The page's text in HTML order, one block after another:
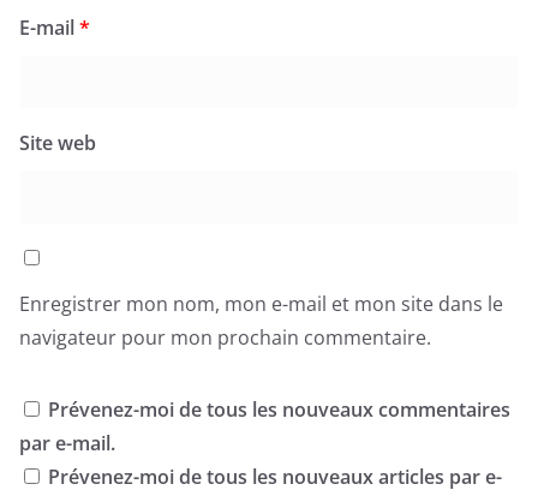
E-mail*
Site web
Enregistrer mon nom, mon e-mail et mon site dans le
navigateur pour mon prochain commentaire.
Prévenez-moi de tous les nouveaux commentaires
par e-mail.
Prévenez-moi de tous les nouveaux articles par e-